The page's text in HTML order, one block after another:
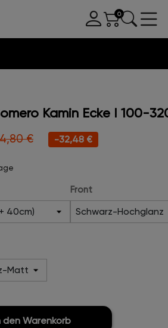
Kamin Ecke I 100-
€ -32,48 €
Front
den Warenkorb